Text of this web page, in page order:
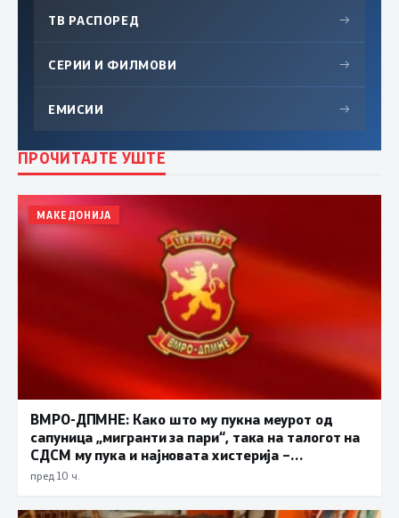
ТВ РАСПОРЕД →
СЕРИИ И ФИЛМОВИ →
ЕМИСИИ →
ПРОЧИТАЈТЕ УШТЕ
МАКЕДОНИЈА
ВМРО-ДПМНЕ: Како што му пукна меурот од
сапуница „мигранти за пари“, така на талогот на
СДСМ му пука и најновата хистерија –
прифаќање на француски предлог
пред 10 ч.